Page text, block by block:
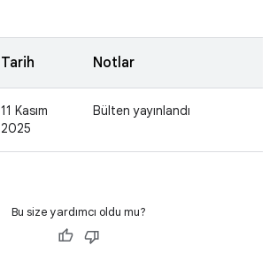
Tarih Notlar
11 Kasım
2025
Bülten yayınlandı
Bu size yardımcı oldu mu?